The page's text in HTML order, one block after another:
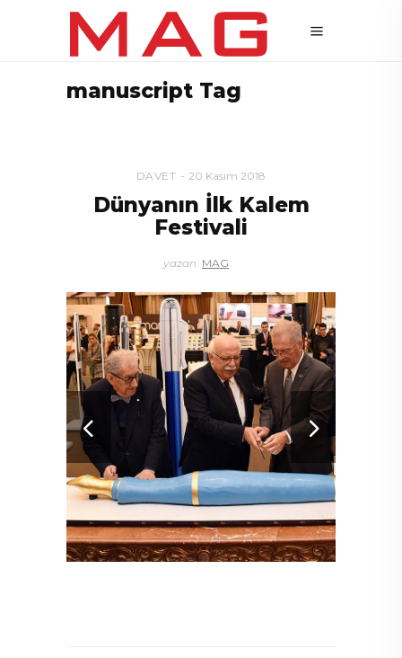
manuscript Tag
DAVET 20 Kasım 2018
Dünyanın İlk Kalem
Festivali
yazan: MAG